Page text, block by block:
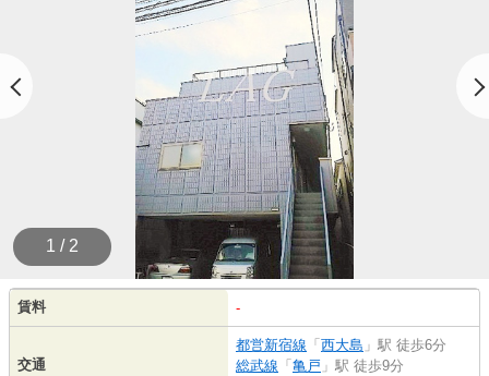
1 / 2
賃料 -
交通
都営新宿線 「 西大島 」駅 徒歩6分
総武線 「 亀戸 」駅 徒歩9分